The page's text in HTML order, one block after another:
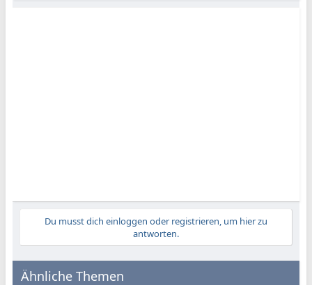
Du musst dich einloggen oder registrieren, um hier zu
antworten.
Ähnliche Themen